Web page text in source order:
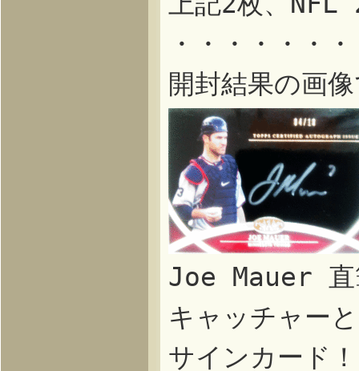
・・・・・・
開封結果の画
Joe Mauer 直
キャッチャー
サインカード